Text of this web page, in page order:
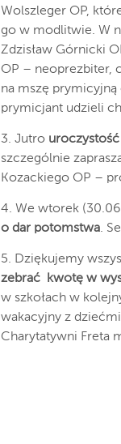
Wolszleger OP,
go w modlitwie. W
Zdzisław Górnicki
OP – neoprezbiter,
na mszę prymicyjną
prymicjant udzieli
3. Jutro uroczystość
szczególnie
Kozackiego OP –
4. We wtorek
o dar potomstwa.
5. Dziękujemy
zebrać kwotę w
w szkołach w
wakacyjny z
Charytatywni Freta